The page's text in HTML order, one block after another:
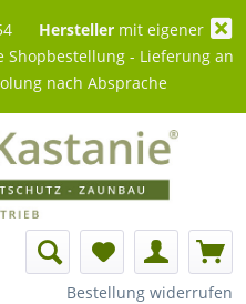
Herstellermit eigener
- Lieferung an
nach Absprache
Bestellung widerrufen